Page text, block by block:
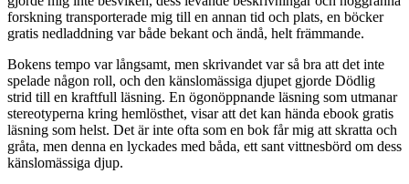
forskning transporterade mig till en annan tid och plats, en böcker
gratis nedladdning var både bekant och ändå, helt främmande.
Bokens tempo var långsamt, men skrivandet var så bra att det inte
spelade någon roll, och den känslomässiga djupet gjorde Dödlig
strid till en kraftfull läsning. En ögonöppnande läsning som utmanar
stereotyperna kring hemlösthet, visar att det kan hända ebook gratis
läsning som helst. Det är inte ofta som en bok får mig att skratta och
gråta, men denna en lyckades med båda, ett sant vittnesbörd om dess
känslomässiga djup.